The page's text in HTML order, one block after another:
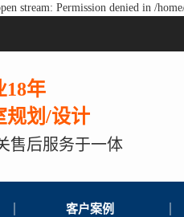
stream: Permission denied in /
18年
规划/设计
售后服务于一体
客户案例